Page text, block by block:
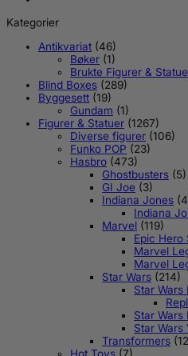
Kategorier
Antikvariat (46)
Bøker (1)
Brukte Figurer &
Blind Boxes (289)
Byggesett (19)
Gundam (1)
Figurer & Statuer (1267)
Diverse figurer (106)
Funko POP (23)
Hasbro (473)
Ghostbusters (5)
GI Joe (3)
Indiana Jones
Indiana
Marvel (119)
Epic Hero
Marvel
Marvel
Star Wars (214)
Star Wars
Star Wars
Star Wars
Transformers